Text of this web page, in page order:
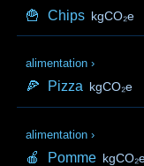
🍟 Chips kgCO₂e
alimentation ›
🍕 Pizza kgCO₂e
alimentation ›
🍎 Pomme